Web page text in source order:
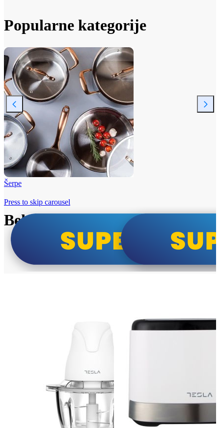
Popularne kategorije
Šerpe
Beko i Tesla super cene
Press to skip carousel